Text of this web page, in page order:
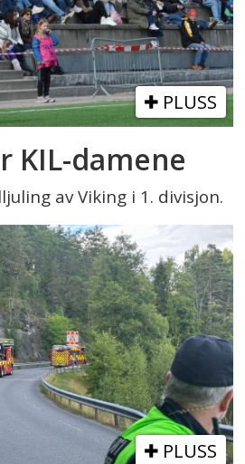
PLUSS
KIL-damene
av Viking i 1. divisjon.
PLUSS